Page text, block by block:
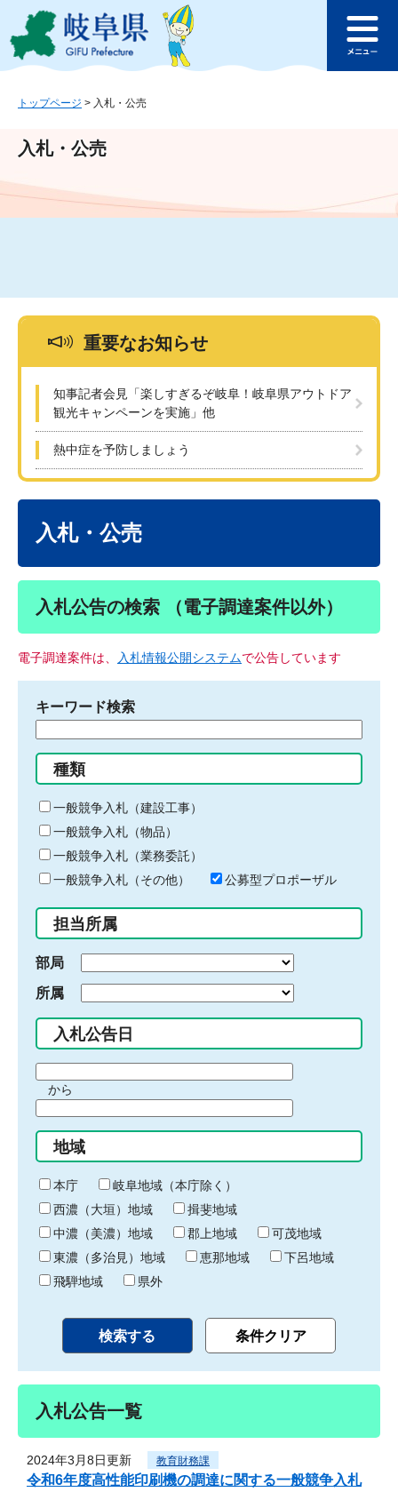
ジ
ュ
文
このページの本文へ
ュ
トップページ > 入札・公売
入札・公売
重要なお知らせ
知事記者会見「楽しすぎるぞ岐阜！岐阜県アウトドア
観光キャンペーンを実施」他
熱中症を予防しましょう
入札・公売
入札公告の検索 （電子調達案件以外）
電子調達案件は、 入札情報公開システムで公告しています
キーワード検索
る
キ
ー
ワ
ー
ド
入
力
種類
一般競争入札（建設工事）
一般競争入札（物品）
一般競争入札（業務委託）
一般競争入札（その他）
公募型プロポーザル
担当所属
部局
所属
入札公告日
間
始
り
から
間
終
わ
り
地域
本庁
岐阜地域（本庁除く）
西濃（大垣）地域
揖斐地域
中濃（美濃）地域
郡上地域
可茂地域
東濃（多治見）地域
恵那地域
下呂地域
飛騨地域
県外
入札公告一覧
2024年3月8日更新 教育財務課
令和6年度高性能印刷機の調達に関する一般競争入札